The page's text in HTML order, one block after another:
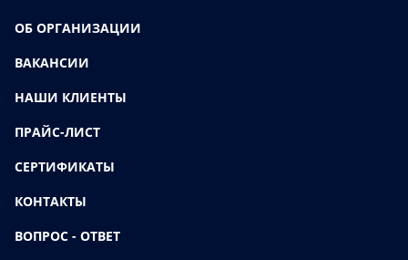
ОБ ОРГАНИЗАЦИИ
ВАКАНСИИ
НАШИ КЛИЕНТЫ
ПРАЙС-ЛИСТ
СЕРТИФИКАТЫ
КОНТАКТЫ
ВОПРОС - ОТВЕТ